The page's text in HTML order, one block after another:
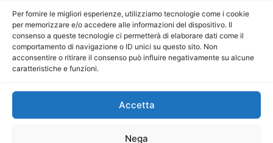
Per fornire le migliori esperienze, utilizziamo tecnologie come i cookie
per memorizzare e/o accedere alle informazioni del dispositivo. Il
consenso a queste tecnologie ci permetterà di elaborare dati come il
comportamento di navigazione o ID unici su questo sito. Non
acconsentire o ritirare il consenso può influire negativamente su alcune
caratteristiche e funzioni.
Accetta
Nega
Direttore Editoriale: Maurizio Scaglione
Direttore Responsabile: Maria Calabrese
P.IVA: 06334930820
Mercurio Comunicazione Società Cooperativa a r.l. è
iscritta al Registro degli Operatori di Comunicazione al